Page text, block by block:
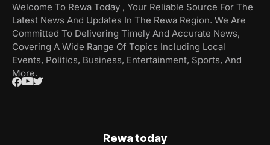
Welcome To Rewa Today , Your Reliable Source For The
Latest News And Updates In The Rewa Region. We Are
Committed To Delivering Timely And Accurate News,
Covering A Wide Range Of Topics Including Local
Events, Politics, Business, Entertainment, Sports, And
More.
Rewa today